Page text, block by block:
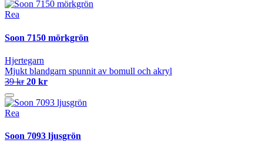
Rea
Soon 7150 mörkgrön
Hjertegarn
Mjukt blandgarn spunnit av bomull och akryl
39 kr 20 kr
Rea
Soon 7093 ljusgrön